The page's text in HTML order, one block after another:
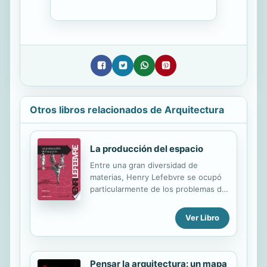
Otros libros relacionados de Arquitectura
La producción del espacio
Entre una gran diversidad de
materias, Henry Lefebvre se ocupó
particularmente de los problemas de
presentando a la ciudad como el
corazón de la insurrección estética
contra lo cotidiano. La producción
su principal obra filosófica, y
Ver Libro
Pensar la arquitectura: un mapa